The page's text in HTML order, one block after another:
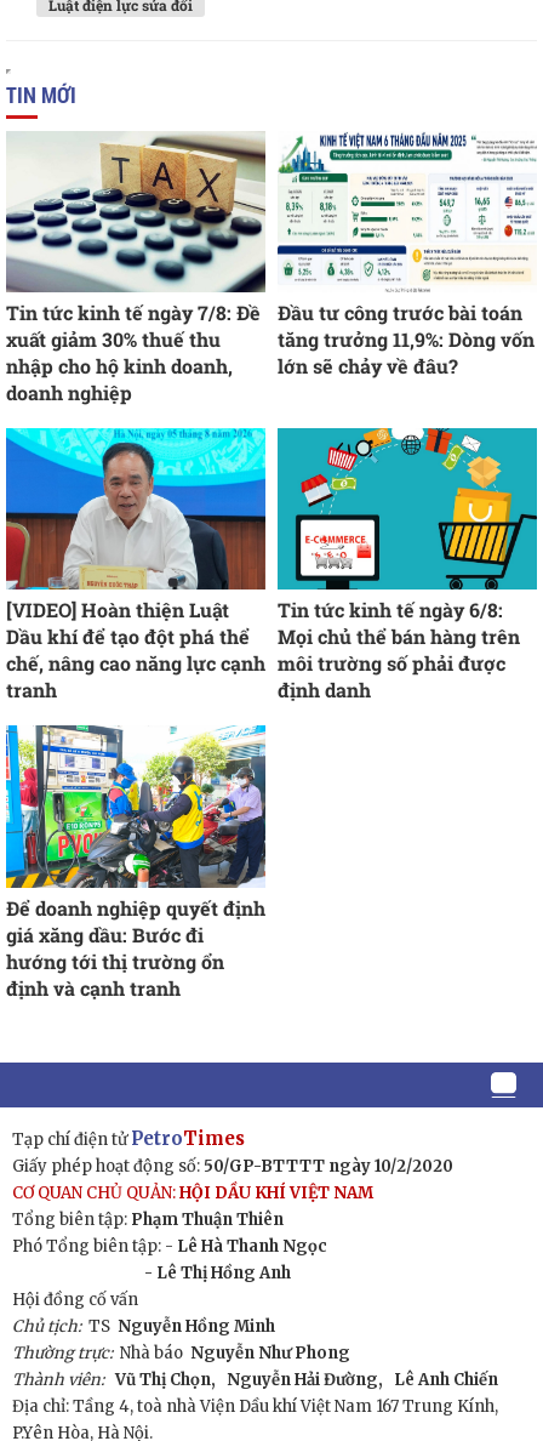
Luật điện lực sửa đổi
TIN MỚI
Tin tức kinh tế ngày 7/8: Đề
xuất giảm 30% thuế thu
nhập cho hộ kinh doanh,
doanh nghiệp
Đầu tư công trước bài toán
tăng trưởng 11,9%: Dòng vốn
lớn sẽ chảy về đâu?
[VIDEO] Hoàn thiện Luật
Dầu khí để tạo đột phá thể
chế, nâng cao năng lực cạnh
tranh
Tin tức kinh tế ngày 6/8:
Mọi chủ thể bán hàng trên
môi trường số phải được
định danh
Để doanh nghiệp quyết định
giá xăng dầu: Bước đi
hướng tới thị trường ổn
định và cạnh tranh
Tạp chí điện tửPetroTimes
Giấy phép hoạt động số: 50/GP-BTTTT ngày 10/2/2020
CƠ QUAN CHỦ QUẢN:HỘI DẦU KHÍ VIỆT NAM
Tổng biên tập: Phạm Thuận Thiên
Phó Tổng biên tập: - Lê Hà Thanh Ngọc
- Lê Thị Hồng Anh
Hội đồng cố vấn
Chủ tịch:TS Nguyễn Hồng Minh
Thường trực: Nhà báo Nguyễn Như Phong
Thành viên: Vũ Thị Chọn, Nguyễn Hải Đường,
Lê Anh Chiến
Địa chỉ: Tầng 4, toà nhà Viện Dầu khí Việt Nam 167 Trung Kính,
P.Yên Hòa, Hà Nội.